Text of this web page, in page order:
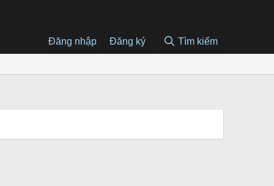
Đăng nhập Đăng ký Tìm kiếm